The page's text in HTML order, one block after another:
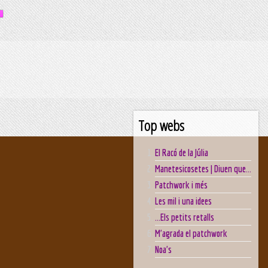
Top webs
El Racó de la Júlia
Manetesicosetes | Diuen que...
Patchwork i més
Les mil i una idees
...Els petits retalls
M'agrada el patchwork
Noa's